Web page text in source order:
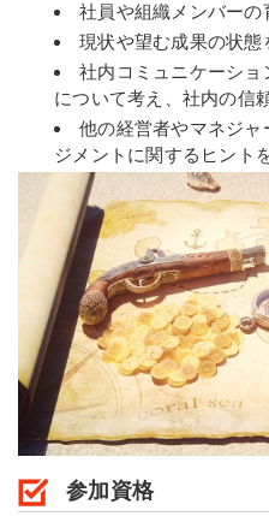
社員や組織メンバーの
現状や望む成果の状態
社内コミュニケーシ
について考え、社内の信
他の経営者やマネジ
ジメントに関するヒント
参加資格